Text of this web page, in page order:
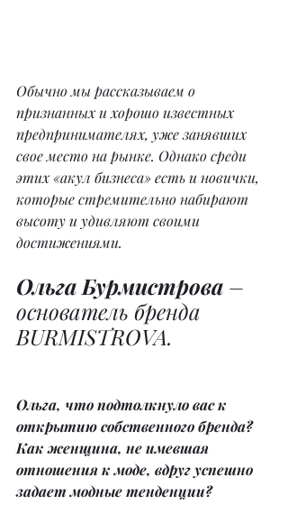
Обычно мы рассказываем о
признанных и хорошо известных
предпринимателях, уже занявших
свое место на рынке. Однако среди
этих «акул бизнеса» есть и новички,
которые стремительно набирают
высоту и удивляют своими
достижениями.
Ольга Бурмистрова –
основатель бренда
BURMISTROVA.
Ольга, что подтолкнуло вас к
открытию собственного бренда?
Как женщина, не имевшая
отношения к моде, вдруг успешно
задает модные тенденции?